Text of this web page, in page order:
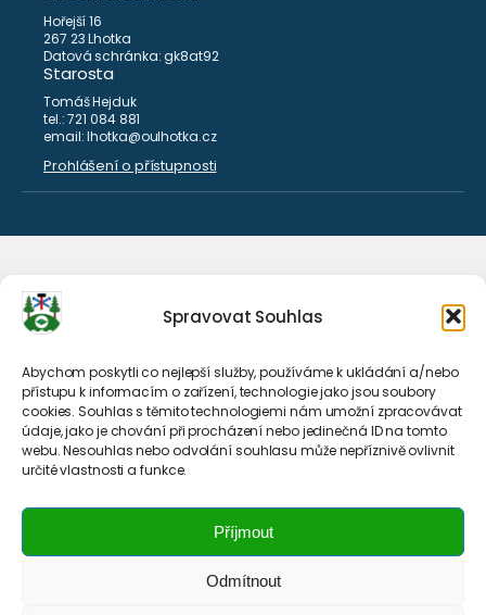
Spravovat Souhlas
Abychom poskytli co nejlepší služby, používáme k ukládání a/nebo
přístupu k informacím o zařízení, technologie jako jsou soubory
cookies. Souhlas s těmito technologiemi nám umožní zpracovávat
údaje, jako je chování při procházení nebo jedinečná ID na tomto
webu. Nesouhlas nebo odvolání souhlasu může nepříznivě ovlivnit
určité vlastnosti a funkce.
Příjmout
Odmítnout
Hořejší 16
267 23 Lhotka
Datová schránka: gk8at92
Starosta
Tomáš Hejduk
tel.: 721 084 881
email: lhotka@oulhotka.cz
Prohlášení o přístupnosti